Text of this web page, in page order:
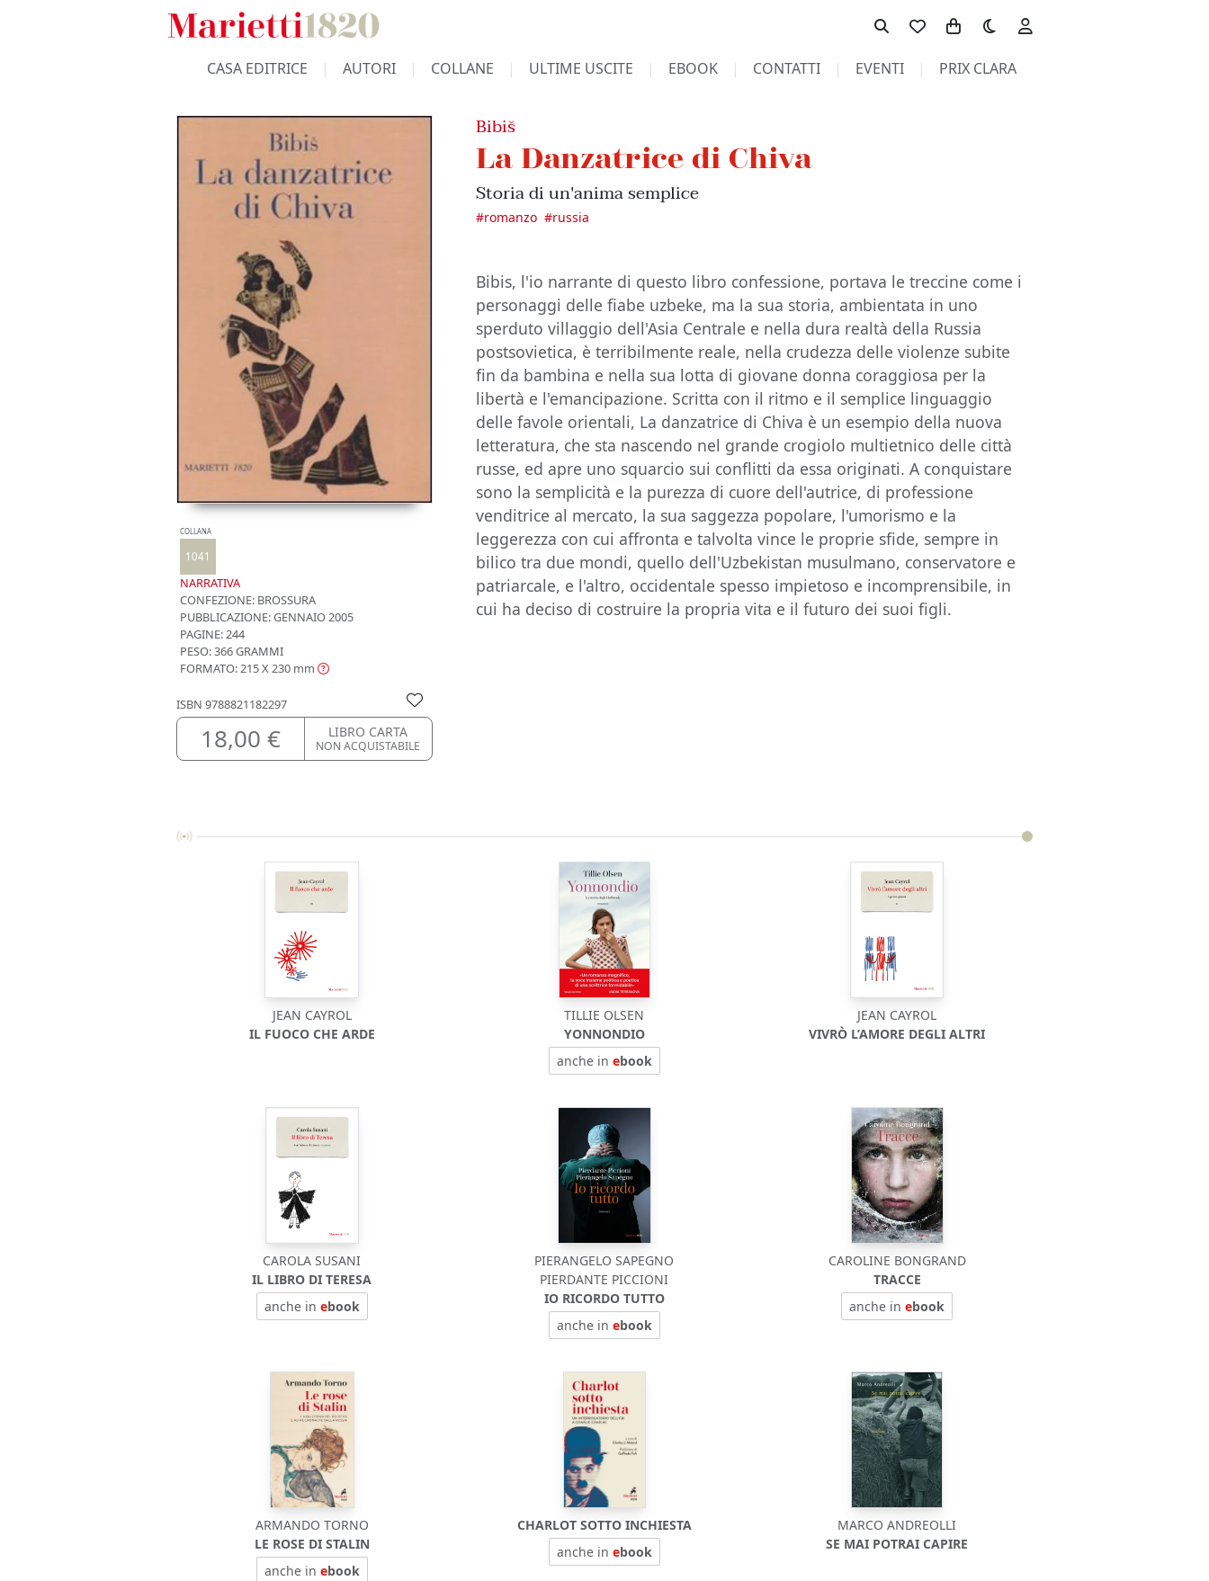
Toggle theme
CASA EDITRICE AUTORI COLLANE ULTIME USCITE EBOOK CONTATTI EVENTI PRIX CLARA
COLLANA
1041
NARRATIVA
CONFEZIONE: BROSSURA
PUBBLICAZIONE:GENNAIO 2005
PAGINE: 244
PESO: 366 GRAMMI
FORMATO: 215 X 230 mm
ISBN 9788821182297
18,00 € LIBRO CARTA
NON ACQUISTABILE
Bibiš
La Danzatrice di Chiva
Storia di un'anima semplice
#romanzo #russia
Bibis, l'io narrante di questo libro confessione, portava le treccine come i
personaggi delle fiabe uzbeke, ma la sua storia, ambientata in uno
sperduto villaggio dell'Asia Centrale e nella dura realtà della Russia
postsovietica, è terribilmente reale, nella crudezza delle violenze subite
fin da bambina e nella sua lotta di giovane donna coraggiosa per la
libertà e l'emancipazione. Scritta con il ritmo e il semplice linguaggio
delle favole orientali, La danzatrice di Chiva è un esempio della nuova
letteratura, che sta nascendo nel grande crogiolo multietnico delle città
russe, ed apre uno squarcio sui conflitti da essa originati. A conquistare
sono la semplicità e la purezza di cuore dell'autrice, di professione
venditrice al mercato, la sua saggezza popolare, l'umorismo e la
leggerezza con cui affronta e talvolta vince le proprie sfide, sempre in
bilico tra due mondi, quello dell'Uzbekistan musulmano, conservatore e
patriarcale, e l'altro, occidentale spesso impietoso e incomprensibile, in
cui ha deciso di costruire la propria vita e il futuro dei suoi figli.
JEAN CAYROL
IL FUOCO CHE ARDE
TILLIE OLSEN
YONNONDIO
anche in ebook
JEAN CAYROL
VIVRÒ L’AMORE DEGLI ALTRI
CAROLA SUSANI
IL LIBRO DI TERESA
anche in ebook
PIERANGELO SAPEGNO
PIERDANTE PICCIONI
IO RICORDO TUTTO
anche in ebook
CAROLINE BONGRAND
TRACCE
anche inebook
ARMANDO TORNO
LE ROSE DI STALIN
anche in ebook
CHARLOT SOTTO INCHIESTA
anche in ebook
MARCO ANDREOLLI
SE MAI POTRAI CAPIRE